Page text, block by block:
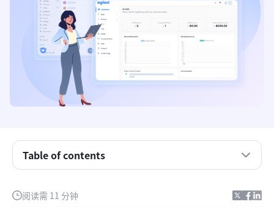
阅读需 11 分钟
Table of contents
什么是Agiled CRM？
Agiled 应用的定价和套餐
当Agiled CRM表现良好时
Agiled CRM评测：优点与局限